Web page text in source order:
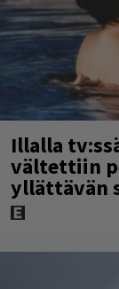
Illalla
vältettiin
yllättävän